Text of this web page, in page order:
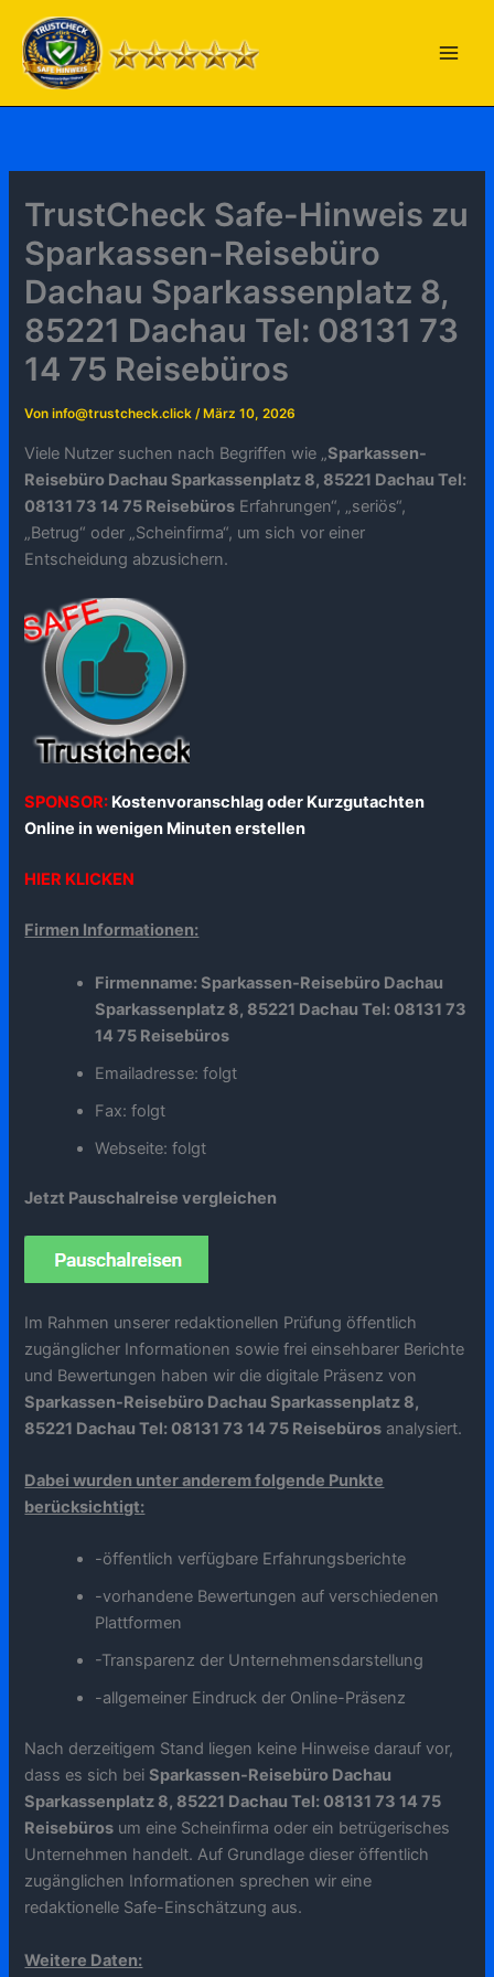
Inhalt
springen
TrustCheck Safe-Hinweis zu
Sparkassen-Reisebüro
Dachau Sparkassenplatz 8,
85221 Dachau Tel: 08131 73
14 75 Reisebüros
Voninfo@trustcheck.click/ März 10, 2026
Viele Nutzer suchen nach Begriffen wie „Sparkassen-
Reisebüro Dachau Sparkassenplatz 8, 85221 Dachau Tel:
08131 73 14 75 Reisebüros Erfahrungen“, „seriös“,
„Betrug“ oder „Scheinfirma“, um sich vor einer
Entscheidung abzusichern.
SPONSOR: Kostenvoranschlag oder Kurzgutachten
Online in wenigen Minuten erstellen
HIER KLICKEN
Firmen Informationen:
Firmenname: Sparkassen-Reisebüro Dachau
Sparkassenplatz 8, 85221 Dachau Tel: 08131 73
14 75 Reisebüros
Emailadresse: folgt
Fax: folgt
Webseite: folgt
Jetzt Pauschalreise vergleichen
Im Rahmen unserer redaktionellen Prüfung öffentlich
zugänglicher Informationen sowie frei einsehbarer Berichte
und Bewertungen haben wir die digitale Präsenz von
Sparkassen-Reisebüro Dachau Sparkassenplatz 8,
85221 Dachau Tel: 08131 73 14 75 Reisebüros analysiert.
Dabei wurden unter anderem folgende Punkte
berücksichtigt:
-öffentlich verfügbare Erfahrungsberichte
-vorhandene Bewertungen auf verschiedenen
Plattformen
-Transparenz der Unternehmensdarstellung
-allgemeiner Eindruck der Online-Präsenz
Nach derzeitigem Stand liegen keine Hinweise darauf vor,
dass es sich bei Sparkassen-Reisebüro Dachau
Sparkassenplatz 8, 85221 Dachau Tel: 08131 73 14 75
Reisebüros um eine Scheinfirma oder ein betrügerisches
Unternehmen handelt. Auf Grundlage dieser öffentlich
zugänglichen Informationen sprechen wir eine
redaktionelle Safe-Einschätzung aus.
Weitere Daten: